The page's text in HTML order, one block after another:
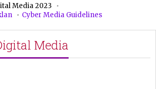
Media 2023
Cyber Media Guidelines
Media